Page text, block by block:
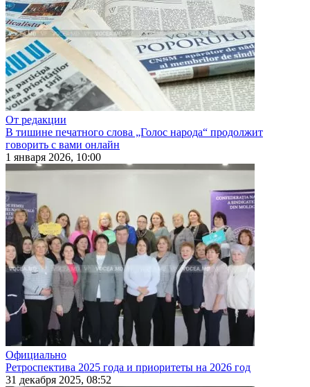
От редакции
В тишине печатного слова „Голос народа“ продолжит
говорить с вами онлайн
1 января 2026, 10:00
Официально
Ретроспектива 2025 года и приоритеты на 2026 год
31 декабря 2025, 08:52